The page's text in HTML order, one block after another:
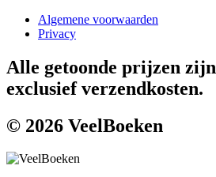
Algemene voorwaarden
Privacy
Alle getoonde prijzen
exclusief verzendkosten.
© 2026 VeelBoeken